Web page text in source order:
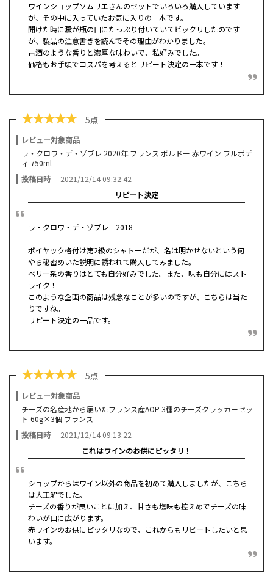
ワインショップソムリエさんのセットでいろいろ購入しています
が、その中に入っていたお気に入りの一本です。
開けた時に澱が瓶の口にたっぷり付いていてビックリしたのです
が、製品の注意書きを読んでその理由がわかりました。
古酒のような香りと濃厚な味わいで、私好みでした。
価格もお手頃でコスパを考えるとリピート決定の一本です！
★★★★★ 5点
レビュー対象商品
ラ・クロワ・デ・ゾブレ 2020年 フランス ボルドー 赤ワイン フルボデ
ィ 750ml
投稿日時
2021/12/14 09:32:42
リピート決定
ラ・クロワ・デ・ゾブレ 2018
ポイヤック格付け第2級のシャトーだが、名は明かせないという何
やら秘密めいた説明に誘われて購入してみました。
ベリー系の香りはとても自分好みでした。また、味も自分にはスト
ライク！
このような企画の商品は残念なことが多いのですが、こちらは当た
りですね。
リピート決定の一品です。
★★★★★ 5点
レビュー対象商品
チーズの名産地から届いたフランス産AOP 3種のチーズクラッカーセッ
ト 60g×3個 フランス
投稿日時
2021/12/14 09:13:22
これはワインのお供にピッタリ！
ショップからはワイン以外の商品を初めて購入しましたが、こちら
は大正解でした。
チーズの香りが良いことに加え、甘さも塩味も控えめでチーズの味
わいが口に広がります。
赤ワインのお供にピッタリなので、これからもリピートしたいと思
います。